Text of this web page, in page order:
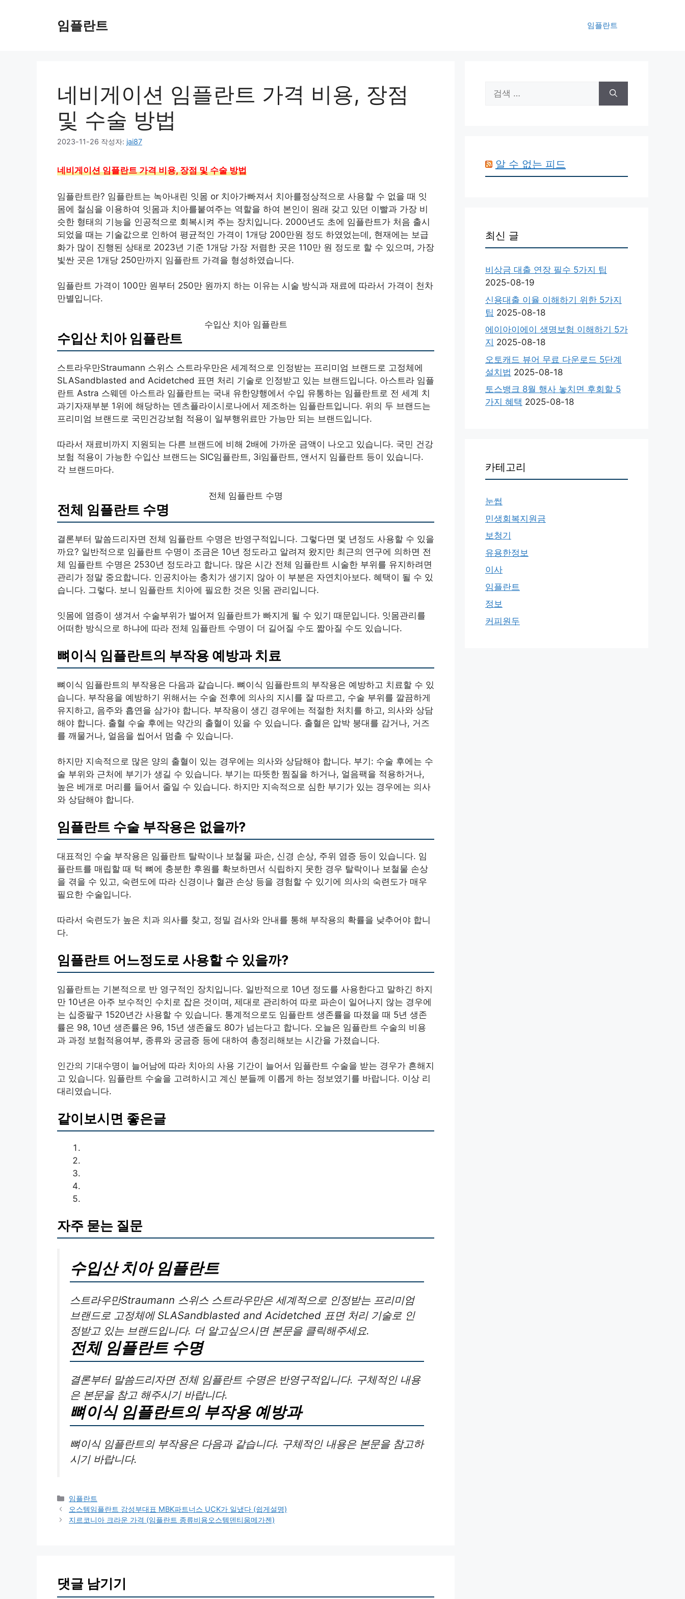
임플란트 임플란트
네비게이션 임플란트 가격 비용, 장점
및 수술 방법
2023-11-26 작성자: jai87
네비게이션 임플란트 가격 비용, 장점 및 수술 방법
임플란트란? 임플란트는 녹아내린 잇몸 or 치아가빠져서 치아를정상적으로 사용할 수 없을 때 잇
몸에 철심을 이용하여 잇몸과 치아를붙여주는 역할을 하여 본인이 원래 갖고 있던 이빨과 가장 비
슷한 형태의 기능을 인공적으로 회복시켜 주는 장치입니다. 2000년도 초에 임플란트가 처음 출시
되었을 때는 기술값으로 인하여 평균적인 가격이 1개당 200만원 정도 하였었는데, 현재에는 보급
화가 많이 진행된 상태로 2023년 기준 1개당 가장 저렴한 곳은 110만 원 정도로 할 수 있으며, 가장
빛싼 곳은 1개당 250만까지 임플란트 가격을 형성하였습니다.
임플란트 가격이 100만 원부터 250만 원까지 하는 이유는 시술 방식과 재료에 따라서 가격이 천차
만별입니다.
수입산 치아 임플란트
수입산 치아 임플란트
스트라우만Straumann 스위스 스트라우만은 세계적으로 인정받는 프리미엄 브랜드로 고정체에
SLASandblasted and Acidetched 표면 처리 기술로 인정받고 있는 브랜드입니다. 아스트라 임플
란트 Astra 스웨덴 아스트라 임플란트는 국내 유한양행에서 수입 유통하는 임플란트로 전 세계 치
과기자재부분 1위에 해당하는 덴츠플라이시로나에서 제조하는 임플란트입니다. 위의 두 브랜드는
프리미엄 브랜드로 국민건강보험 적용이 일부행위료만 가능만 되는 브랜드입니다.
따라서 재료비까지 지원되는 다른 브랜드에 비해 2배에 가까운 금액이 나오고 있습니다. 국민 건강
보험 적용이 가능한 수입산 브랜드는 SIC임플란트, 3i임플란트, 앤서지 임플란트 등이 있습니다.
각 브랜드마다.
전체 임플란트 수명
전체 임플란트 수명
결론부터 말씀드리자면 전체 임플란트 수명은 반영구적입니다. 그렇다면 몇 년정도 사용할 수 있을
까요? 일반적으로 임플란트 수명이 조금은 10년 정도라고 알려져 왔지만 최근의 연구에 의하면 전
체 임플란트 수명은 2530년 정도라고 합니다. 많은 시간 전체 임플란트 시술한 부위를 유지하려면
관리가 정말 중요합니다. 인공치아는 충치가 생기지 않아 이 부분은 자연치아보다. 혜택이 될 수 있
습니다. 그렇다. 보니 임플란트 치아에 필요한 것은 잇몸 관리입니다.
잇몸에 염증이 생겨서 수술부위가 벌어져 임플란트가 빠지게 될 수 있기 때문입니다. 잇몸관리를
어떠한 방식으로 하냐에 따라 전체 임플란트 수명이 더 길어질 수도 짧아질 수도 있습니다.
뼈이식 임플란트의 부작용 예방과 치료
뼈이식 임플란트의 부작용은 다음과 같습니다. 뼈이식 임플란트의 부작용은 예방하고 치료할 수 있
습니다. 부작용을 예방하기 위해서는 수술 전후에 의사의 지시를 잘 따르고, 수술 부위를 깔끔하게
유지하고, 음주와 흡연을 삼가야 합니다. 부작용이 생긴 경우에는 적절한 처치를 하고, 의사와 상담
해야 합니다. 출혈 수술 후에는 약간의 출혈이 있을 수 있습니다. 출혈은 압박 붕대를 감거나, 거즈
를 깨물거나, 얼음을 씹어서 멈출 수 있습니다.
하지만 지속적으로 많은 양의 출혈이 있는 경우에는 의사와 상담해야 합니다. 부기: 수술 후에는 수
술 부위와 근처에 부기가 생길 수 있습니다. 부기는 따뜻한 찜질을 하거나, 얼음팩을 적용하거나,
높은 베개로 머리를 들어서 줄일 수 있습니다. 하지만 지속적으로 심한 부기가 있는 경우에는 의사
와 상담해야 합니다.
임플란트 수술 부작용은 없을까?
대표적인 수술 부작용은 임플란트 탈락이나 보철물 파손, 신경 손상, 주위 염증 등이 있습니다. 임
플란트를 매립할 때 턱 뼈에 충분한 후원를 확보하면서 식립하지 못한 경우 탈락이나 보철물 손상
을 겪을 수 있고, 숙련도에 따라 신경이나 혈관 손상 등을 경험할 수 있기에 의사의 숙련도가 매우
필요한 수술입니다.
따라서 숙련도가 높은 치과 의사를 찾고, 정밀 검사와 안내를 통해 부작용의 확률을 낮추어야 합니
다.
임플란트 어느정도로 사용할 수 있을까?
임플란트는 기본적으로 반 영구적인 장치입니다. 일반적으로 10년 정도를 사용한다고 말하긴 하지
만 10년은 아주 보수적인 수치로 잡은 것이며, 제대로 관리하여 따로 파손이 일어나지 않는 경우에
는 십중팔구 1520년간 사용할 수 있습니다. 통계적으로도 임플란트 생존률을 따졌을 때 5년 생존
률은 98, 10년 생존률은 96, 15년 생존율도 80가 넘는다고 합니다. 오늘은 임플란트 수술의 비용
과 과정 보험적용여부, 종류와 궁금증 등에 대하여 총정리해보는 시간을 가졌습니다.
인간의 기대수명이 늘어남에 따라 치아의 사용 기간이 늘어서 임플란트 수술을 받는 경우가 흔해지
고 있습니다. 임플란트 수술을 고려하시고 계신 분들께 이롭게 하는 정보였기를 바랍니다. 이상 리
대리였습니다.
같이보시면 좋은글
자주 묻는 질문
수입산 치아 임플란트
스트라우만Straumann 스위스 스트라우만은 세계적으로 인정받는 프리미엄
브랜드로 고정체에 SLASandblasted and Acidetched 표면 처리 기술로 인
정받고 있는 브랜드입니다. 더 알고싶으시면 본문을 클릭해주세요.
전체 임플란트 수명
결론부터 말씀드리자면 전체 임플란트 수명은 반영구적입니다. 구체적인 내용
은 본문을 참고 해주시기 바랍니다.
뼈이식 임플란트의 부작용 예방과
뼈이식 임플란트의 부작용은 다음과 같습니다. 구체적인 내용은 본문을 참고하
시기 바랍니다.
카
테
고
임플란트
오스템임플란트 강성부대표 MBK파트너스 UCK가 일냈다 (쉽게설명)
지르코니아 크라운 가격 (임플란트 종류비용오스템덴티움메가젠)
댓글 남기기
색:
알 수 없는 피드
최신 글
비상금 대출 연장 필수 5가지 팁
2025-08-19
신용대출 이율 이해하기 위한 5가지
팁 2025-08-18
에이아이에이 생명보험 이해하기 5가
지 2025-08-18
오토캐드 뷰어 무료 다운로드 5단계
설치법 2025-08-18
토스뱅크 8월 행사 놓치면 후회할 5
가지 혜택 2025-08-18
카테고리
눈썹
민생회복지원금
보청기
유용한정보
이사
임플란트
정보
커피원두